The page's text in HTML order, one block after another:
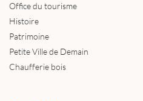
Office du tourisme
Histoire
Patrimoine
Petite Ville de Demain
Chaufferie bois